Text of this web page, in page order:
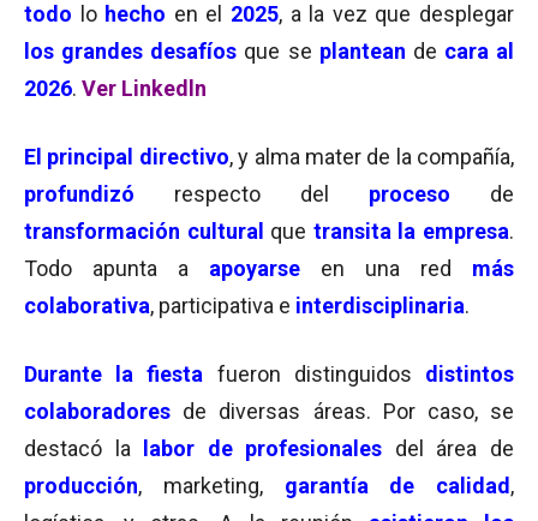
todo
lo hecho en el 2025, a la vez que desplegar
los grandes desafíos que se plantean de cara al
2026. Ver Linkedln
El principal directivo, y alma mater de la compañía,
profundizó respecto del proceso
de
transformación cultural que transita la empresa.
Todo apunta a apoyarse en una red más
colaborativa, participativa e interdisciplinaria.
Durante la fiesta fueron distinguidos distintos
colaboradores de diversas áreas. Por caso, se
destacó la
labor de profesionales del área de
producción, marketing, garantía de calidad ,